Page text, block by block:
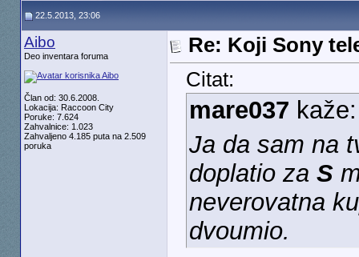
22.5.2013, 23:06
Aibo
Deo inventara foruma
Član od: 30.6.2008.
Lokacija: Raccoon City
Poruke: 7.624
Zahvalnice: 1.023
Zahvaljeno 4.185 puta na 2.509
poruka
Re: Koji Sony
Citat:
mare037
Ja da sam na
doplatio za S
neverovatna
dvoumio.